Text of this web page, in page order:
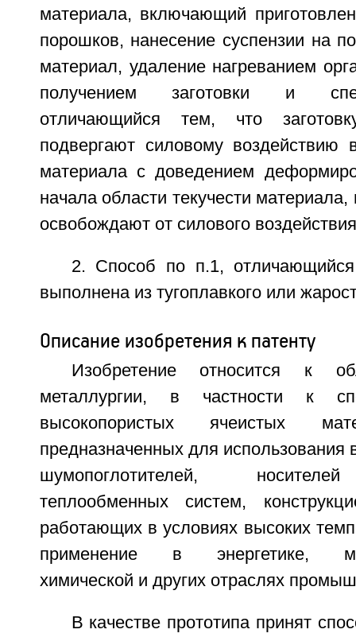
материала, включающий
порошков, нанесение суспензии на
материал, удаление нагреванием
получением заготовки и
отличающийся тем, что
подвергают силовому воздействию
материала с доведением
начала области текучести материала,
освобождают от силового
2. Способ по п.1, отличающийся
выполнена из тугоплавкого или
Описание изобретения к патенту
Изобретение относится к
металлургии, в частности к
высокопористых ячеистых
предназначенных для использования
шумопоглотителей,
теплообменных систем,
работающих в условиях высоких
применение в энергетике,
химической и других отраслях
В качестве прототипа принят